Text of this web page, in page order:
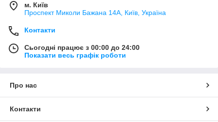
м. Київ
Проспект Миколи Бажана 14А, Київ, Україна
Контакти
Сьогодні працює з 00:00 до 24:00
Показати весь графік роботи
Про нас
Контакти